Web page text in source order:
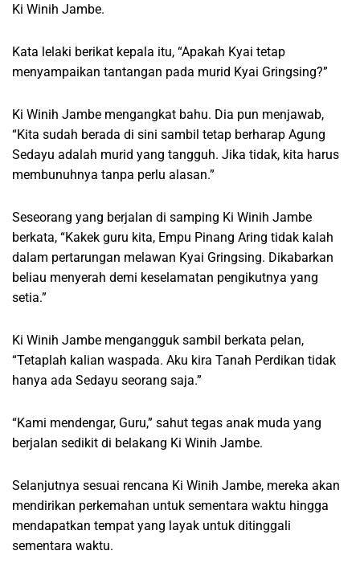
Ki Winih Jambe.
Kata lelaki berikat kepala itu, “Apakah Kyai tetap
menyampaikan tantangan pada murid Kyai Gringsing?”
Ki Winih Jambe mengangkat bahu. Dia pun menjawab,
“Kita sudah berada di sini sambil tetap berharap Agung
Sedayu adalah murid yang tangguh. Jika tidak, kita harus
membunuhnya tanpa perlu alasan.”
Seseorang yang berjalan di samping Ki Winih Jambe
berkata, “Kakek guru kita, Empu Pinang Aring tidak kalah
dalam pertarungan melawan Kyai Gringsing. Dikabarkan
beliau menyerah demi keselamatan pengikutnya yang
setia.”
Ki Winih Jambe mengangguk sambil berkata pelan,
“Tetaplah kalian waspada. Aku kira Tanah Perdikan tidak
hanya ada Sedayu seorang saja.”
“Kami mendengar, Guru,” sahut tegas anak muda yang
berjalan sedikit di belakang Ki Winih Jambe.
Selanjutnya sesuai rencana Ki Winih Jambe, mereka akan
mendirikan perkemahan untuk sementara waktu hingga
mendapatkan tempat yang layak untuk ditinggali
sementara waktu.